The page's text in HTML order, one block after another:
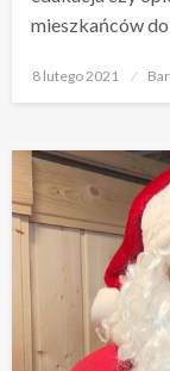
mieszkańców
Opublikowane
8 lutego 2021